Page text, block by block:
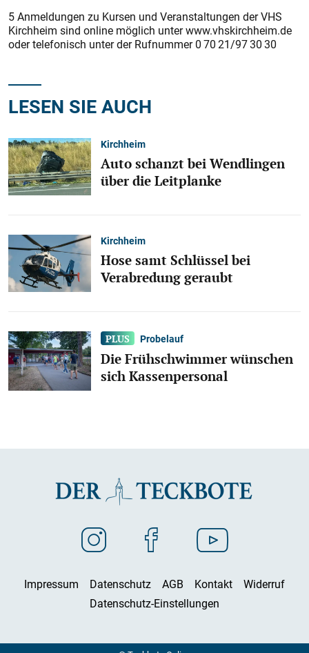
5 Anmeldungen zu Kursen und Veranstaltungen der VHS
Kirchheim sind online möglich unter www.vhskirchheim.de
oder telefonisch unter der Rufnummer 0 70 21/97 30 30
LESEN SIE AUCH
Kirchheim
Auto schanzt bei Wendlingen
über die Leitplanke
Kirchheim
Hose samt Schlüssel bei
Verabredung geraubt
Probelauf
Die Frühschwimmer wünschen
sich Kassenpersonal
Impressum Datenschutz AGB Kontakt
Widerruf
Datenschutz-Einstellungen